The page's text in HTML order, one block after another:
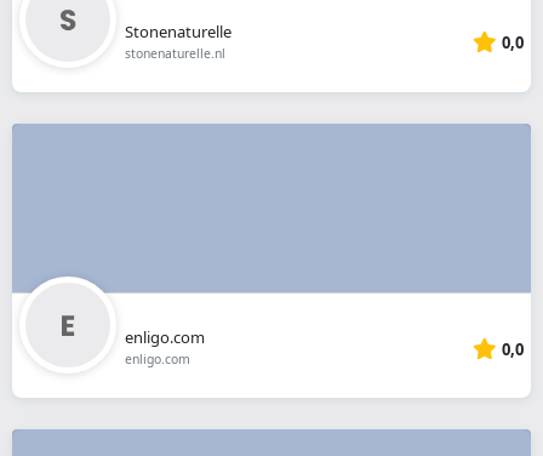
Stonenaturelle
stonenaturelle.nl 0,0
enligo.com
enligo.com 0,0